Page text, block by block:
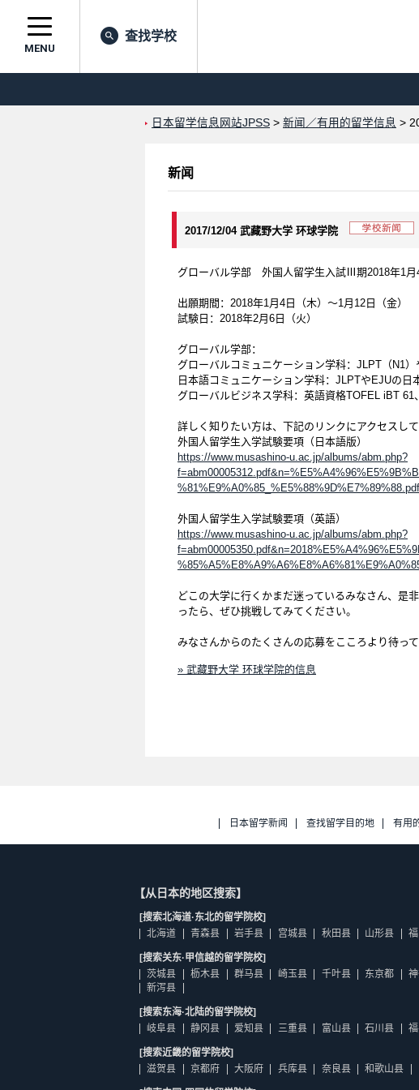
MENU
查找学校
日本留学信息网站JPSS > 新闻／有用的留学信息 >
新闻
2017/12/04 武藏野大学 环球学院
グローバル学部 外国人留学生入試Ⅲ期2018年1月
出願期間：2018年1月4日（木）～1月12日（金）
試験日：2018年2月6日（火）
グローバル学部：
グローバルコミュニケーション学科：JLPT（N1
日本語コミュニケーション学科：JLPTやEJUの日
グローバルビジネス学科：英語資格TOFEL iBT 61
詳しく知りたい方は、下記のリンクにアクセスして
外国人留学生入学試験要項（日本語版）
https://www.musashino-u.ac.jp/albums/abm.php?
%81%E9%A0%85_%E5%88%9D%E7%89%88.pdf
外国人留学生入学試験要項（英語）
https://www.musashino-u.ac.jp/albums/abm.php?
どこの大学に行くかまだ迷っているみなさん、是
ったら、ぜひ挑戦してみてください。
みなさんからのたくさんの応募をこころより待って
» 武藏野大学 环球学院的信息
日本留学新闻 查找留学目的地 有用
【从日本的地区搜索】
[搜索北海道·东北的留学院校]
北海道
青森县 岩手县 宫城县 秋田县 山形县
[搜索关东·甲信越的留学院校]
茨城县
枥木县 群马县 崎玉县 千叶县 东京都
新泻县
[搜索东海·北陆的留学院校]
岐阜县
静冈县 爱知县 三重县 富山县 石川县
[搜索近畿的留学院校]
滋贺县
京都府 大阪府 兵库县 奈良县 和歌山县